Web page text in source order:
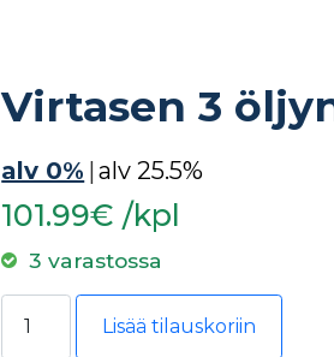
Virtasen 3
alv 0% |alv 25.5%
101.99€ /kpl
3 varastossa
Virtasen 3 öljyn kuullote 9l määrä
Lisää tilauskoriin